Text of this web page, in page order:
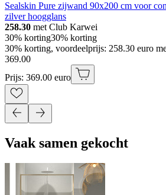
Sealskin Pure zijwand 90x200 cm voor
zilver hoogglans
258.30 met Club Karwei
30% korting30% korting
30% korting, voordeelprijs: 258.30 euro
369.00
Prijs: 369.00 euro
Vaak samen gekocht